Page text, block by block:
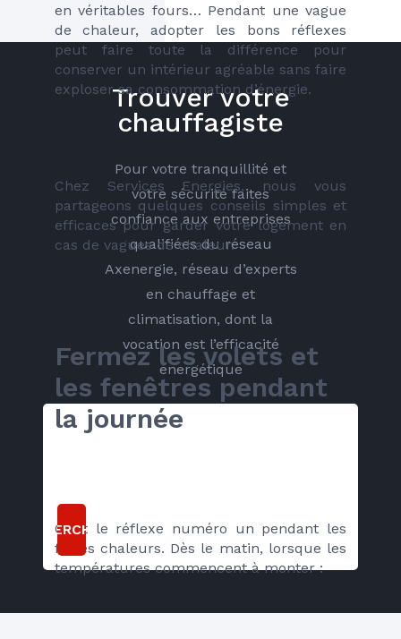
en véritables fours… Pendant une vague
de chaleur, adopter les bons réflexes
peut faire toute la différence pour
conserver un intérieur agréable sans faire
exploser sa consommation d’énergie.
Chez Services Energies, nous vous
partageons quelques conseils simples et
efficaces pour garder votre logement en
cas de vagues de chaleur.
Fermez les volets et
les fenêtres pendant
la journée
C’est le réflexe numéro un pendant les
fortes chaleurs. Dès le matin, lorsque les
températures commencent à monter :
Trouver votre
chauffagiste
Pour votre tranquillité et
votre sécurité faites
confiance aux entreprises
qualifiées du réseau
Axenergie, réseau d’experts
en chauffage et
climatisation, dont la
vocation est l’efficacité
énergétique
RECHERCHER